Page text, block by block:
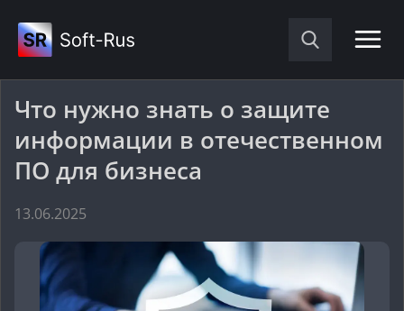
Что нужно знать о защите
информации в отечественном
ПО для бизнеса
13.06.2025